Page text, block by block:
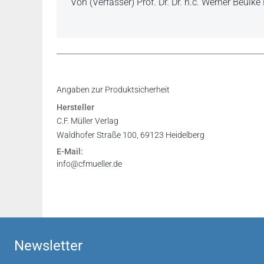
Zusammenfassend handelt es sich um einen
Strafrechtsklausur eine gute Wahl ist.
Justitia WS 2019/2020
Das Lehrbuch kann den Adressaten ... ohne
Verhältnis ist ausgezeichnet.
gegebenenfalls im Gesetz zu stöbern und
Fazit: Ein echt tolles StPO-Lehrbuch!
Inhaltsverzeichnis
Vorwort
Register
Angaben zur Produktsicherheit
Hersteller
C.F. Müller Verlag
Waldhofer Straße 100, 69123 Heidelberg
E-Mail:
info@cfmueller.de
Newsletter